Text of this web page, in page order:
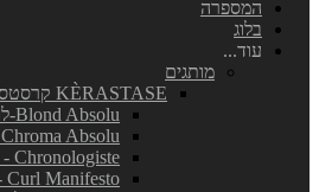
המספרה
בלוג
עוד...
מותגים
KÈRASTASE קרסטס
Blond Absolu-לבלונד המושלם
Chroma Absolu - לשיער צבוע
Chronologiste - אנטי אייג'ינג
Curl Manifesto - לעיצוב וטיפוח תלתלים